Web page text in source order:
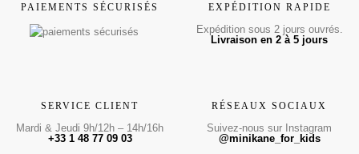
PAIEMENTS SÉCURISÉS EXPÉDITION RAPIDE
Expédition sous 2 jours ouvrés.
Livraison en 2 à 5 jours
SERVICE CLIENT
Mardi & Jeudi 9h/12h – 14h/16h
+33 1 48 77 09 03
RÉSEAUX SOCIAUX
Suivez-nous sur Instagram
@minikane_for_kids